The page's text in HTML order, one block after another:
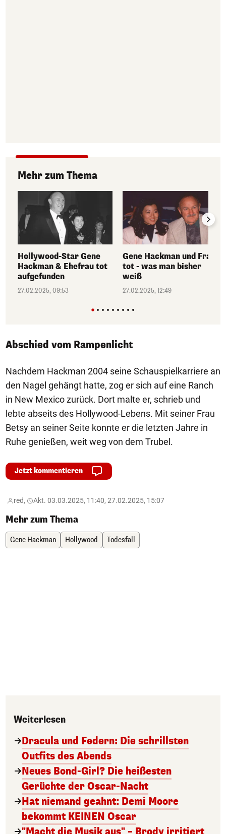
Mehr zum Thema
Hollywood-Star Gene
Hackman & Ehefrau tot
aufgefunden
27.02.2025, 09:53
Gene Hackman und Frau
tot - was man bisher
weiß
27.02.2025, 12:49
Abschied vom Rampenlicht
Nachdem Hackman 2004 seine Schauspielkarriere an
den Nagel gehängt hatte, zog er sich auf eine Ranch
in New Mexico zurück. Dort malte er, schrieb und
lebte abseits des Hollywood-Lebens. Mit seiner Frau
Betsy an seiner Seite konnte er die letzten Jahre in
Ruhe genießen, weit weg von dem Trubel.
Jetzt kommentieren
red, Akt. 03.03.2025, 11:40, 27.02.2025, 15:07
Mehr zum Thema
Gene Hackman Hollywood Todesfall
Weiterlesen
Dracula und Federn: Die schrillsten
Outfits des Abends
Neues Bond-Girl? Die heißesten
Gerüchte der Oscar-Nacht
Hat niemand geahnt: Demi Moore
bekommt KEINEN Oscar